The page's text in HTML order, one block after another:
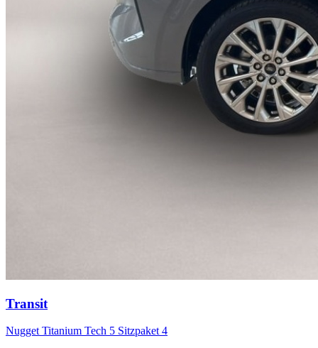
Transit
Nugget Titanium Tech 5 Sitzpaket 4